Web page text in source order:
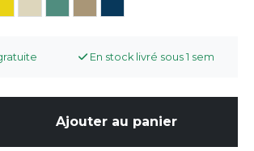
En stock livré sous 1 sem
Ajouter au panier